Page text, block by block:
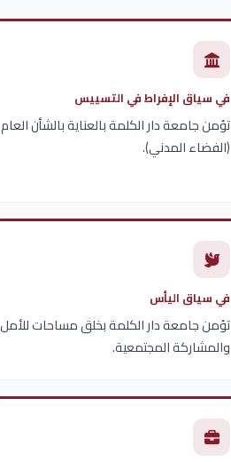
في سياق الإفراط في التسييس
تؤمن جامعة دار الكلمة بالعناية بالشأن العام
(الفضاء المدني).
في سياق اليأس
تؤمن جامعة دار الكلمة بخلق مساحات للأمل
والمشاركة المجتمعية.